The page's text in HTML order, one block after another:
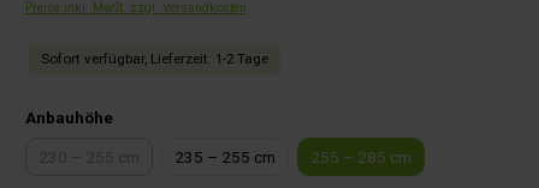
Preise inkl. MwSt. zzgl. Versandkosten
Sofort verfügbar, Lieferzeit: 1-2 Tage
Anbauhöheauswählen
(Diese Option ist zurzeit nicht verfügbar.)
235 – 255 cm 255 – 285 cm